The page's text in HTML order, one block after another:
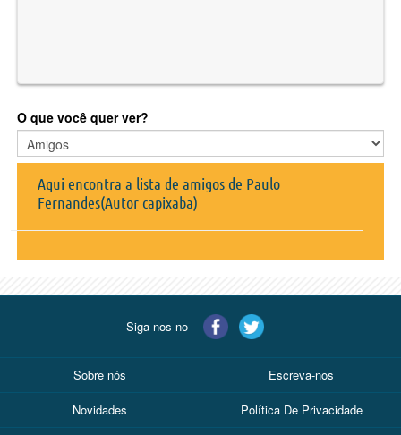
O que você quer ver?
Aqui encontra a lista de amigos de Paulo
Fernandes(Autor capixaba)
Siga-nos no
Sobre nós Escreva-nos
Novidades Política De Privacidade